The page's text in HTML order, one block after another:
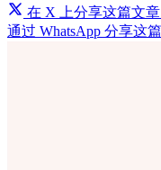
在 X 上分享这篇文章
通过 WhatsApp 分享这